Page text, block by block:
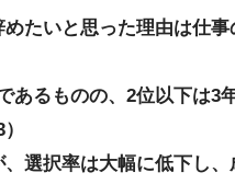
たいと思った理由は仕
あるものの、2位以下は3
選択率は大幅に低下し